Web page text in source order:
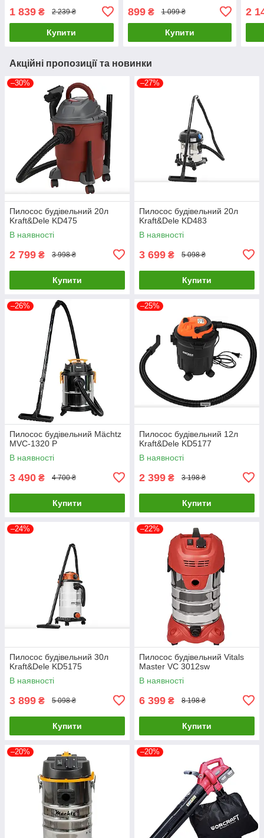
1 839 ₴ 2 239 ₴
Купити
899₴ 1 099 ₴
Купити
2
Акційні пропозиції та новинки
–30%
Пилосос будівельний 20л
Kraft&Dele KD475
В наявності
2 799 ₴ 3 998 ₴
Купити
–27%
Пилосос будівельний 20л
Kraft&Dele KD483
В наявності
3 699 ₴ 5 098 ₴
Купити
–26%
Пилосос будівельний Mächtz
MVC-1320 P
В наявності
3 490 ₴ 4 700 ₴
Купити
–25%
Пилосос будівельний 12л
Kraft&Dele KD5177
В наявності
2 399 ₴ 3 198 ₴
Купити
–24%
Пилосос будівельний 30л
Kraft&Dele KD5175
В наявності
3 899 ₴ 5 098 ₴
Купити
–22%
Пилосос будівельний Vitals
Master VC 3012sw
В наявності
6 399 ₴ 8 198 ₴
Купити
–20% –20%